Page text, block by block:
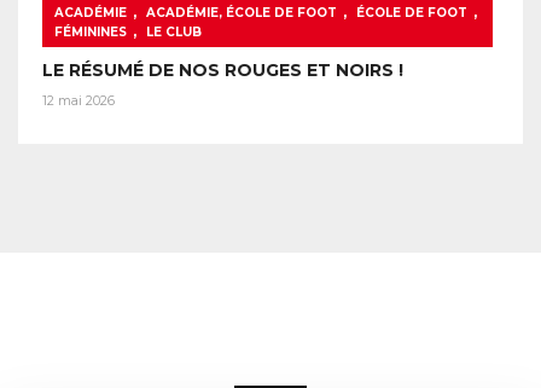
ACADÉMIE , ACADÉMIE, ÉCOLE DE FOOT , ÉCOLE DE FOOT ,
FÉMININES , LE CLUB
LE RÉSUMÉ DE NOS ROUGES ET NOIRS !
12 mai 2026